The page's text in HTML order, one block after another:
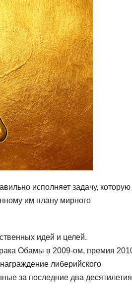
исполняет задачу, которую
им плану мирного
идей и целей.
Обамы в 2009-ом, премия
либерийского
за последние два